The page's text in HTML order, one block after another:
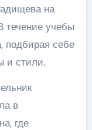
на
течение учебы
подбирая себе
и стили.
в
где